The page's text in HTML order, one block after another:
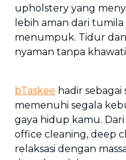
upholstery yang
lebih aman dari
menumpuk. Tidur
nyaman tanpa
bTaskee hadir
memenuhi segala
gaya hidup kamu.
office cleaning, deep
relaksasi dengan